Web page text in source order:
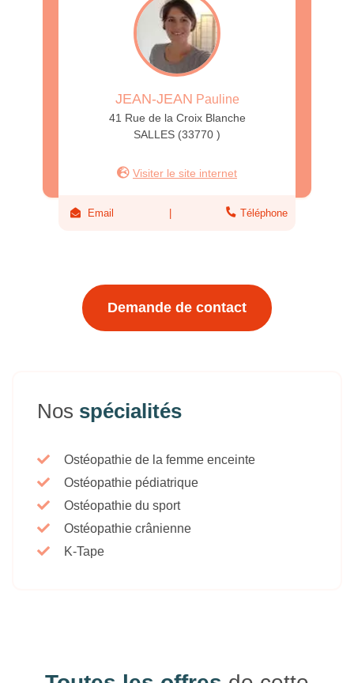
JEAN-JEAN Pauline
41 Rue de la Croix Blanche
SALLES (33770 )
Visiter le site internet
Email Téléphone
Demande de contact
Nos spécialités
Ostéopathie de la femme enceinte
Ostéopathie pédiatrique
Ostéopathie du sport
Ostéopathie crânienne
K-Tape